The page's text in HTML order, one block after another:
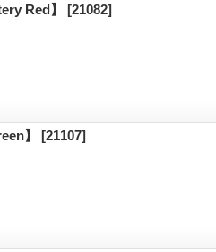
Red】 [21082]
】 [21107]